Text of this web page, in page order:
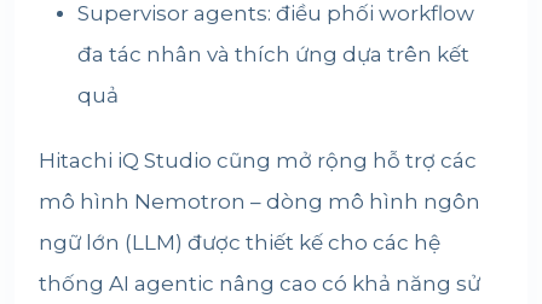
Supervisor agents: điều phối workflow
đa tác nhân và thích ứng dựa trên kết
quả
Hitachi iQ Studio cũng mở rộng hỗ trợ các
mô hình Nemotron – dòng mô hình ngôn
ngữ lớn (LLM) được thiết kế cho các hệ
thống AI agentic nâng cao có khả năng sử